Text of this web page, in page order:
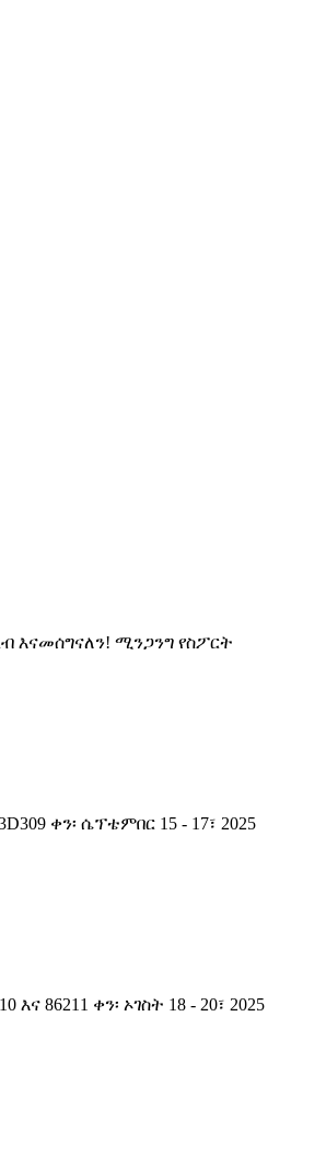
እናመሰግናለን! ሚንጋንግ የስፖርት
ቀን፡ ሴፕቴምበር 15 - 17፣ 2025
ቀን፡ ኦገስት 18 - 20፣ 2025